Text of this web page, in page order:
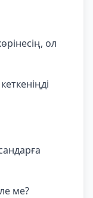
ол
ме?